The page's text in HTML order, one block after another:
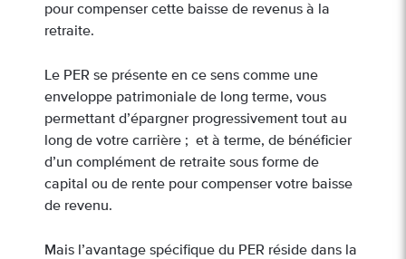
pour compenser cette baisse de revenus à la
retraite.
Le PER se présente en ce sens comme une
enveloppe patrimoniale de long terme, vous
permettant d’épargner progressivement tout au
long de votre carrière ; et à terme, de bénéficier
d’un complément de retraite sous forme de
capital ou de rente pour compenser votre baisse
de revenu.
Mais l’avantage spécifique du PER réside dans la